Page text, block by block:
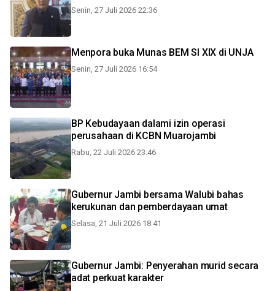
Senin, 27 Juli 2026 22:36
Menpora buka Munas BEM SI XIX di UNJA
Senin, 27 Juli 2026 16:54
BP Kebudayaan dalami izin operasi
perusahaan di KCBN Muarojambi
Rabu, 22 Juli 2026 23:46
Gubernur Jambi bersama Walubi bahas
kerukunan dan pemberdayaan umat
Selasa, 21 Juli 2026 18:41
Gubernur Jambi: Penyerahan murid secara
adat perkuat karakter